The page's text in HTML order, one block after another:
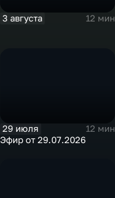
3 августа 12 мин
29 июля
12 мин
Эфир от 29.07.2026